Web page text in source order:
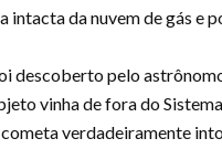
intacta da nuvem de gás e
descoberto pelo
vinha de fora do
verdadeiramente